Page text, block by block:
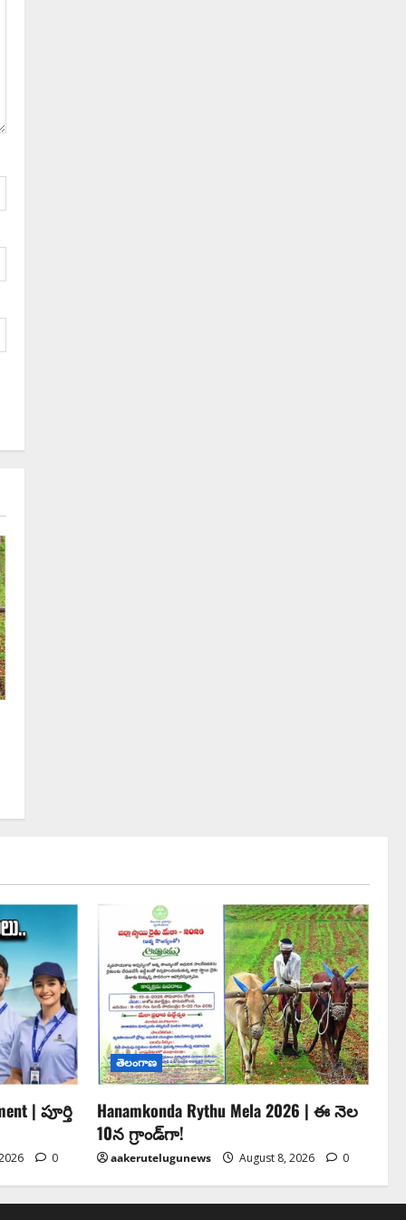
| పూర్తి
0
తెలంగాణ
Hanamkonda Rythu Mela 2026 | ఈ నెల
10న గ్రాండ్‌గా!
aakerutelugunews August 8, 2026 0